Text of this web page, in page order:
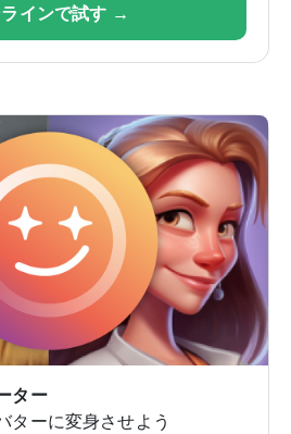
インで試す →
ター
ターに変身させよう